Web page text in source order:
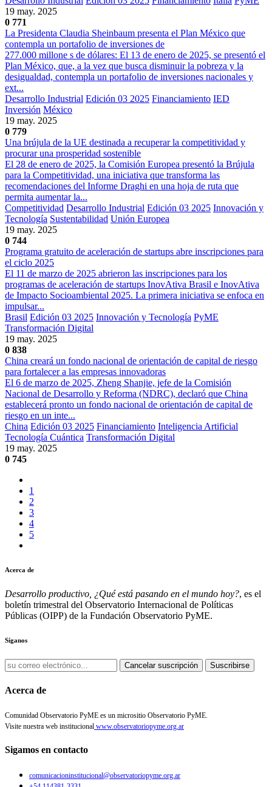
19 may. 2025
0 771
La Presidenta Claudia Sheinbaum presenta el Plan México que
contempla un portafolio de inversiones de
277.000 millone s de dólares: El 13 de enero de 2025, se presentó el
Plan México, que, a la vez que busca disminuir la pobreza y la
desigualdad, contempla un portafolio de inversiones nacionales y
ext...
Desarrollo Industrial Edición 03 2025 Financiamiento IED
Inversión México
19 may. 2025
0 779
Una brújula de la UE destinada a recuperar la competitividad y
procurar una prosperidad sostenible
El 28 de enero de 2025, la Comisión Europea presentó la Brújula
para la Competitividad, una iniciativa que transforma las
recomendaciones del Informe Draghi en una hoja de ruta que
permita aumentar la...
Competitividad Desarrollo Industrial Edición 03 2025 Innovación y
Tecnología Sustentabilidad Unión Europea
19 may. 2025
0 744
Programa gratuito de aceleración de startups abre inscripciones para
el ciclo 2025
El 11 de marzo de 2025 abrieron las inscripciones para los
programas de aceleración de startups InovAtiva Brasil e InovAtiva
de Impacto Socioambiental 2025. La primera iniciativa se enfoca en
impulsar...
Brasil Edición 03 2025 Innovación y Tecnología PyME
Transformación Digital
19 may. 2025
0 838
China creará un fondo nacional de orientación de capital de riesgo
para fortalecer a las empresas innovadoras
El 6 de marzo de 2025, Zheng Shanjie, jefe de la Comisión
Nacional de Desarrollo y Reforma (NDRC), declaró que China
establecerá pronto un fondo nacional de orientación de capital de
riesgo en un inte...
China Edición 03 2025 Financiamiento Inteligencia Artificial
Tecnología Cuántica Transformación Digital
19 may. 2025
0 745
1
2
3
4
5
Acerca de
Desarrollo productivo, ¿Qué está pasando en el mundo hoy?, es el
boletín trimestral del Observatorio Internacional de Políticas
Públicas (OIPP) de la Fundación Observatorio PyME.
Síganos
Cancelar suscripción Suscribirse
Acerca de
Comunidad Observatorio PyME es un micrositio Observatorio PyME.
Visite nuestra web institucional www.observatoriopyme.org.ar
Sigamos en contacto
comunicacioninstitucional@observatoriopyme.org.ar